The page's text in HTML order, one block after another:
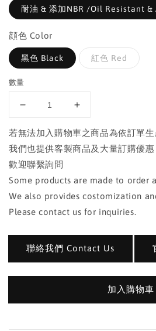
耐油 & 添加NBR /Oil Resistant &
顔色 Color
黑色 Black 紅色 Red
數量
若無法加入購物車之商品為依訂單
我們也提供客製商品及大量訂購優惠
歡迎聯繫詢問
Some products are made to order
We also provides costomization
Please contact us for inquiries.
聯絡我們 Contact Us
加入購物車